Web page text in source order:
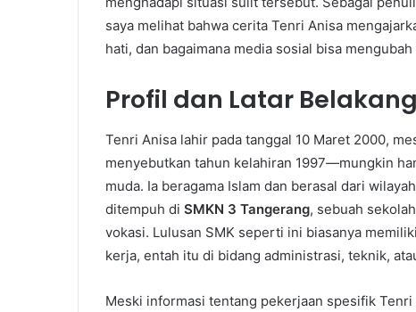
saya melihat bahwa cerita Tenri Anisa
hati, dan bagaimana media sosial bisa
Profil dan Latar
Tenri Anisa lahir pada tanggal 10 Maret 2000,
menyebutkan tahun kelahiran 1997—mungkin
muda. Ia beragama Islam dan berasal dari
ditempuh di SMKN 3 Tangerang, sebuah
vokasi. Lulusan SMK seperti ini biasanya
kerja, entah itu di bidang administrasi, teknik,
Meski informasi tentang pekerjaan spesifik